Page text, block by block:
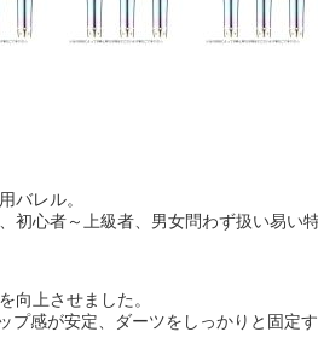
バレル。
初心者～上級者、男女問わず扱い易い
向上させました。
プ感が安定、ダーツをしっかりと固定